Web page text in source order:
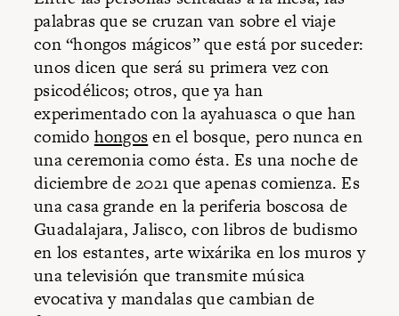
palabras que se cruzan van sobre el viaje
con “hongos mágicos” que está por suceder:
unos dicen que será su primera vez con
psicodélicos; otros, que ya han
experimentado con la ayahuasca o que han
comido hongosen el bosque, pero nunca en
una ceremonia como ésta. Es una noche de
diciembre de 2021 que apenas comienza. Es
una casa grande en la periferia boscosa de
Guadalajara, Jalisco, con libros de budismo
en los estantes, arte wixárika en los muros y
una televisión que transmite música
evocativa y mandalas que cambian de